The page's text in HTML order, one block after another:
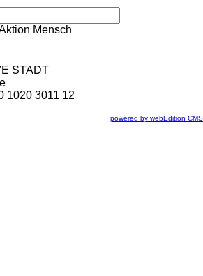
STADT
1020 3011 12
powered by webEdition CMS